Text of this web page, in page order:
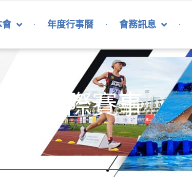
年度行事曆 會務訊息
項國際賽事